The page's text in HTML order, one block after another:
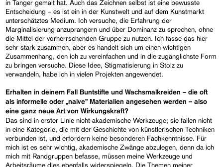
in Tanger gemalt hat. Auch das Zeichnen selbst ist eine bewusste
Entscheidung – es ist ein in der Kunstwelt und auf dem Kunstmarkt
unterschätztes Medium. Ich versuche, die Erfahrung der
Marginalisierung anzuprangern und über Dominanz zu sprechen, ohne
die Mittel der vorherrschenden Gruppe zu nutzen. Ich fasse das hier
sehr stark zusammen, aber es handelt sich um einen wichtigen
Zusammenhang, den ich zu vereinfachen und in die zugänglichste Form
zu bringen versuche. Diese Idee, Stigmatisierung in Stolz zu
verwandeln, habe ich in vielen Projekten angewendet.
Erhalten in deinem Fall Buntstifte und Wachsmalkreiden – die oft
als informelle oder „naive” Materialien angesehen werden – also
eine ganz neue Art von Wirkungskraft?
Das sind in erster Linie nicht-akademische Werkzeuge; sie fallen nicht
in eine Kategorie, die mit der Geschichte von künstlerischen Techniken
verbunden ist, und erfordern keine besonderen Fachkenntnisse. Für
mich ist es sehr wichtig, akademische Zwänge abzulegen, denn da ich
mich mit Randgruppen befasse, müssen meine Werkzeuge und
Arbeitsräume dies ebenfalls widerspiegeln. Die Themen meiner